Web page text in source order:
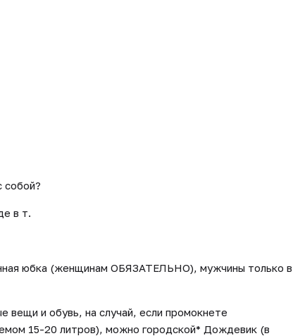
собой?
в т.
юбка (женщинам ОБЯЗАТЕЛЬНО), мужчины только в
вещи и обувь, на случай, если промокнете
15-20 литров), можно городской* Дождевик (в